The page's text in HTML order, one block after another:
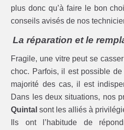
plus donc qu’à faire le bon
conseils avisés de nos
La réparation et le
Fragile, une vitre peut se
choc. Parfois, il est possible
majorité des cas, il est
Dans les deux situations, nos
Quintal sont les alliés à
Ils ont l’habitude de